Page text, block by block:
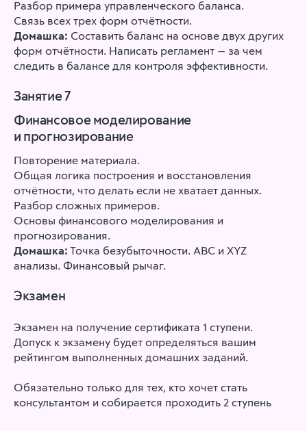
Разбор примера управленческого баланса.
Связь всех трех форм отчётности.
Домашка: Составить баланс на основе двух других
форм отчётности. Написать регламент — за чем
следить в балансе для контроля эффективности.
Занятие 7
Финансовое моделирование
и прогнозирование
Повторение материала.
Общая логика построения и восстановления
отчётности, что делать если не хватает данных.
Разбор сложных примеров.
Основы финансового моделирования и
прогнозирования.
Домашка: Точка безубыточности. ABC и XYZ
анализы. Финансовый рычаг.
Экзамен
Экзамен на получение сертификата 1 ступени.
Допуск к экзамену будет определяться вашим
рейтингом выполненных домашних заданий.
Обязательно только для тех, кто хочет стать
консультантом и собирается проходить 2 ступень